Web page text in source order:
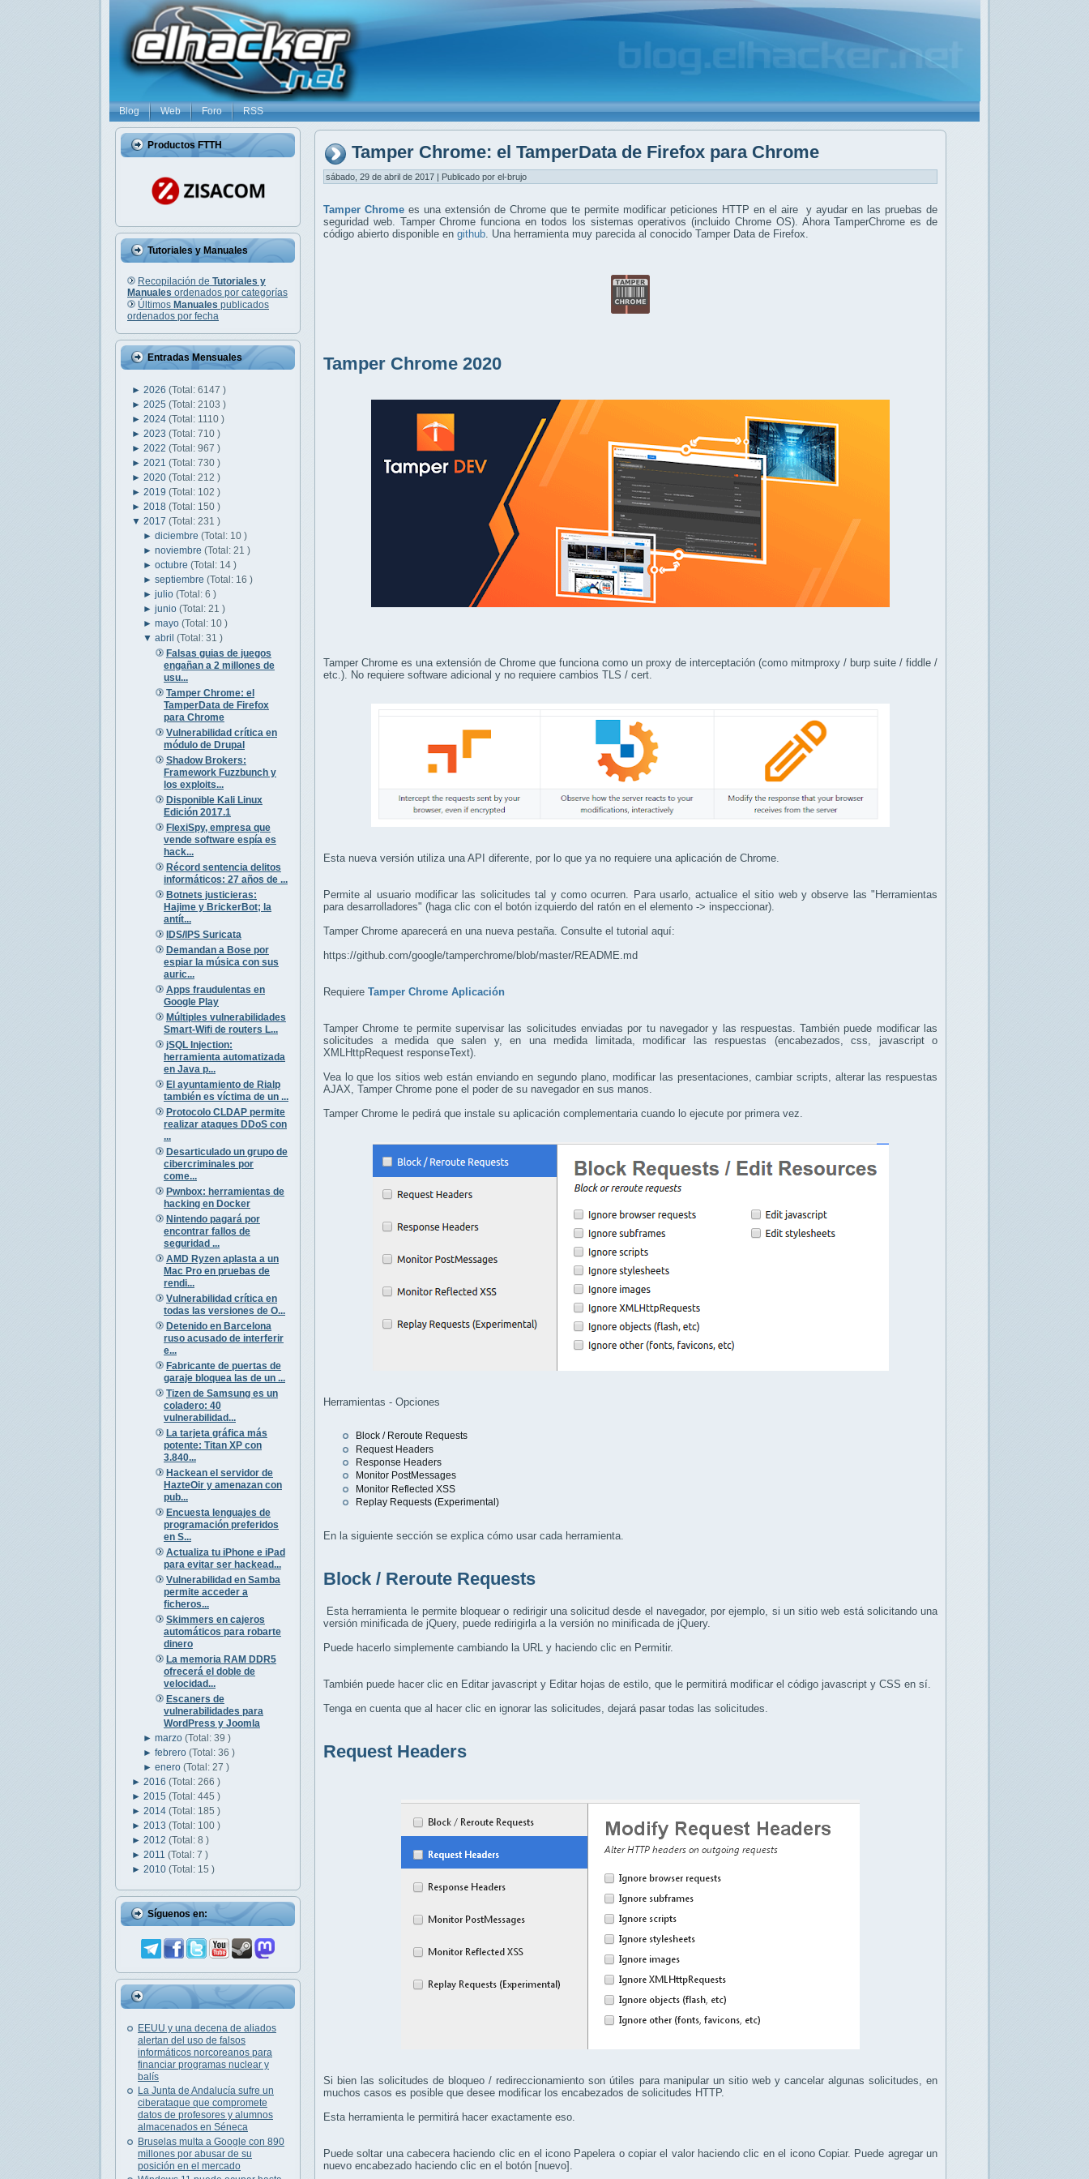
Blog Web Foro RSS
Productos FTTH
Tutoriales y Manuales
Recopilación de Tutoriales y
Manuales ordenados por categorías
Últimos Manuales publicados
ordenados por fecha
Entradas Mensuales
► 2026 (Total: 6147 )
► 2025 (Total: 2103 )
► 2024 (Total: 1110 )
► 2023 (Total: 710 )
► 2022 (Total: 967 )
► 2021 (Total: 730 )
► 2020 (Total: 212 )
► 2019 (Total: 102 )
► 2018 (Total: 150 )
▼ 2017 (Total: 231 )
►diciembre(Total: 10 )
►noviembre(Total: 21 )
►octubre(Total: 14 )
►septiembre(Total: 16 )
►julio(Total: 6 )
►junio(Total: 21 )
►mayo(Total: 10 )
▼abril(Total: 31 )
Falsas guias de juegos
engañan a 2 millones de
usu...
Tamper Chrome: el
TamperData de Firefox
para Chrome
Vulnerabilidad crítica en
módulo de Drupal
Shadow Brokers:
Framework Fuzzbunch y
los exploits...
Disponible Kali Linux
Edición 2017.1
FlexiSpy, empresa que
vende software espía es
hack...
Récord sentencia delitos
informáticos: 27 años de ...
Botnets justicieras:
Hajime y BrickerBot; la
antít...
IDS/IPS Suricata
Demandan a Bose por
espiar la música con sus
auric...
Apps fraudulentas en
Google Play
Múltiples vulnerabilidades
Smart-Wifi de routers L...
jSQL Injection:
herramienta automatizada
en Java p...
El ayuntamiento de Rialp
también es víctima de un ...
Protocolo CLDAP permite
realizar ataques DDoS con
...
Desarticulado un grupo de
cibercriminales por
come...
Pwnbox: herramientas de
hacking en Docker
Nintendo pagará por
encontrar fallos de
seguridad ...
AMD Ryzen aplasta a un
Mac Pro en pruebas de
rendi...
Vulnerabilidad crítica en
todas las versiones de O...
Detenido en Barcelona
ruso acusado de interferir
e...
Fabricante de puertas de
garaje bloquea las de un ...
Tizen de Samsung es un
coladero: 40
vulnerabilidad...
La tarjeta gráfica más
potente: Titan XP con
3.840...
Hackean el servidor de
HazteOir y amenazan con
pub...
Encuesta lenguajes de
programación preferidos
en S...
Actualiza tu iPhone e iPad
para evitar ser hackead...
Vulnerabilidad en Samba
permite acceder a
ficheros...
Skimmers en cajeros
automáticos para robarte
dinero
La memoria RAM DDR5
ofrecerá el doble de
velocidad...
Escaners de
vulnerabilidades para
WordPress y Joomla
►marzo(Total: 39 )
►febrero(Total: 36 )
►enero(Total: 27 )
► 2016 (Total: 266 )
► 2015 (Total: 445 )
► 2014 (Total: 185 )
► 2013 (Total: 100 )
► 2012 (Total: 8 )
► 2011 (Total: 7 )
► 2010 (Total: 15 )
Síguenos en:
EEUU y una decena de aliados
alertan del uso de falsos
informáticos norcoreanos para
financiar programas nuclear y
balís
La Junta de Andalucía sufre un
ciberataque que compromete
datos de profesores y alumnos
almacenados en Séneca
Bruselas multa a Google con 890
millones por abusar de su
posición en el mercado
Tamper Chrome: el TamperData de Firefox para Chrome
sábado, 29 de abril de 2017 | Publicado por el-brujo
Tamper Chrome es una extensión de Chrome que te permite modificar peticiones HTTP en el aire y ayudar en las pruebas de
seguridad web. Tamper Chrome funciona en todos los sistemas operativos (incluido Chrome OS). Ahora TamperChrome es de
código abierto disponible en github . Una herramienta muy parecida al conocido Tamper Data de Firefox.
Tamper Chrome 2020
Tamper Chrome es una extensión de Chrome que funciona como un proxy de interceptación (como mitmproxy / burp suite / fiddle /
etc.). No requiere software adicional y no requiere cambios TLS / cert.
Esta nueva versión utiliza una API diferente, por lo que ya no requiere una aplicación de Chrome.
Permite al usuario modificar las solicitudes tal y como ocurren. Para usarlo, actualice el sitio web y observe las "Herramientas
para desarrolladores" (haga clic con el botón izquierdo del ratón en el elemento -> inspeccionar).
Tamper Chrome aparecerá en una nueva pestaña. Consulte el tutorial aquí:
https://github.com/google/tamperchrome/blob/master/README.md
Requiere Tamper Chrome Aplicación
Tamper Chrome te permite supervisar las solicitudes enviadas por tu navegador y las respuestas. También puede modificar las
solicitudes a medida que salen y, en una medida limitada, modificar las respuestas (encabezados, css, javascript o
XMLHttpRequest responseText).
Vea lo que los sitios web están enviando en segundo plano, modificar las presentaciones, cambiar scripts, alterar las respuestas
AJAX, Tamper Chrome pone el poder de su navegador en sus manos.
Tamper Chrome le pedirá que instale su aplicación complementaria cuando lo ejecute por primera vez.
Herramientas - Opciones
Block / Reroute Requests
Request Headers
Response Headers
Monitor PostMessages
Monitor Reflected XSS
Replay Requests (Experimental)
En la siguiente sección se explica cómo usar cada herramienta.
Block / Reroute Requests
Esta herramienta le permite bloquear o redirigir una solicitud desde el navegador, por ejemplo, si un sitio web está solicitando una
versión minificada de jQuery, puede redirigirla a la versión no minificada de jQuery.
Puede hacerlo simplemente cambiando la URL y haciendo clic en Permitir.
También puede hacer clic en Editar javascript y Editar hojas de estilo, que le permitirá modificar el código javascript y CSS en sí.
Tenga en cuenta que al hacer clic en ignorar las solicitudes, dejará pasar todas las solicitudes.
Request Headers
Si bien las solicitudes de bloqueo / redireccionamiento son útiles para manipular un sitio web y cancelar algunas solicitudes, en
muchos casos es posible que desee modificar los encabezados de solicitudes HTTP.
Esta herramienta le permitirá hacer exactamente eso.
Puede soltar una cabecera haciendo clic en el icono Papelera o copiar el valor haciendo clic en el icono Copiar. Puede agregar un
nuevo encabezado haciendo clic en el botón [nuevo].